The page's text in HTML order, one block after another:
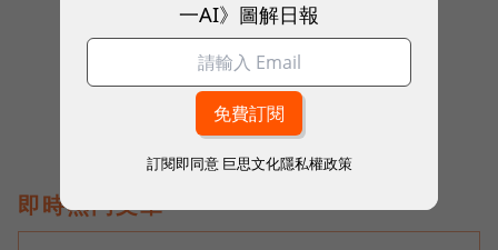
往下滑看下一篇文章
即時熱門文章
一AI》圖解日報
訂閱即同意 巨思文化隱私權政策